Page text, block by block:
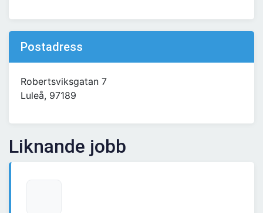
Postadress
Robertsviksgatan 7
Luleå, 97189
Liknande jobb